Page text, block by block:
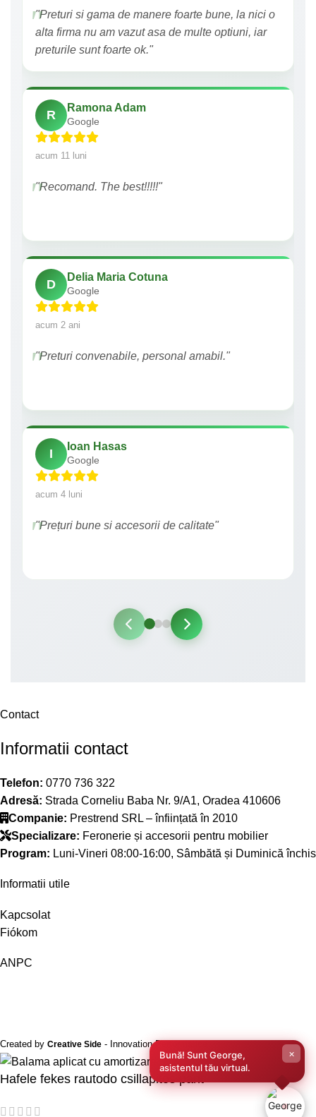
"Preturi si gama de manere foarte bune, la nici o
alta firma nu am vazut asa de multe optiuni, iar
preturile sunt foarte ok."
R
Ramona Adam
Google
acum 11 luni
"Recomand. The best!!!!!"
D
Delia Maria Cotuna
Google
acum 2 ani
"Preturi convenabile, personal amabil."
I
Ioan Hasas
Google
acum 4 luni
"Prețuri bune si accesorii de calitate"
Contact
Informatii contact
Telefon: 0770 736 322
Adresă: Strada Corneliu Baba Nr. 9/A1, Oradea 410606
Companie: Prestrend SRL – înființată în 2010
Specializare: Feronerie și accesorii pentru mobilier
Program: Luni-Vineri 08:00-16:00, Sâmbătă și Duminică închis
Informatii utile
Kapcsolat
Fiókom
ANPC
Created by Creative Side - Innovation Performance
Hafele fekes rautodo csillapitos pant
Bună! Sunt George,
asistentul tău virtual.
×